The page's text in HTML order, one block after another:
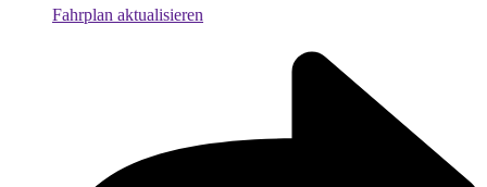
Fahrplan aktualisieren